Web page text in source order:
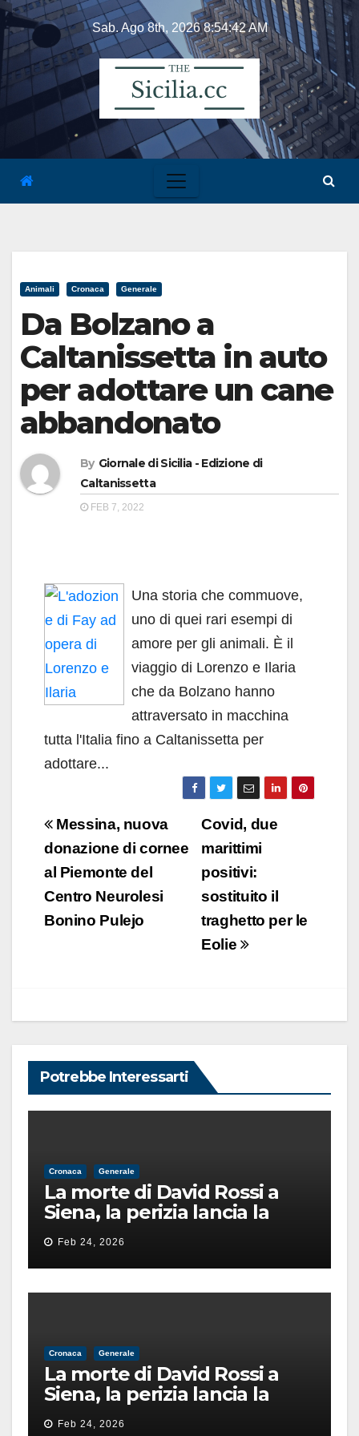
Skip
content
Sab. Ago 8th, 20268:54:42 AM
Animali Cronaca Generale
Da Bolzano a
Caltanissetta in auto
per adottare un cane
abbandonato
By Giornale di Sicilia - Edizione di
Caltanissetta
FEB 7, 2022
Una storia che commuove,
uno di quei rari esempi di
amore per gli animali. È il
viaggio di Lorenzo e Ilaria
che da Bolzano hanno
attraversato in macchina
tutta l'Italia fino a Caltanissetta per
adottare...
Navigazione
articoli
Covid, due
marittimi
positivi:
sostituito il
traghetto per le
Eolie
Messina, nuova
donazione di cornee
al Piemonte del
Centro Neurolesi
Bonino Pulejo
Potrebbe Interessarti
Cronaca Generale
La morte di David Rossi a
Siena, la perizia lancia la
pista di un’intimidazione
finita male
Feb 24, 2026
Cronaca Generale
La morte di David Rossi a
Siena, la perizia lancia la
pista di un’intimidazione
Feb 24, 2026